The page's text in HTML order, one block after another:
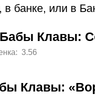
банке, или в
Клавы:
3.56
Клавы: